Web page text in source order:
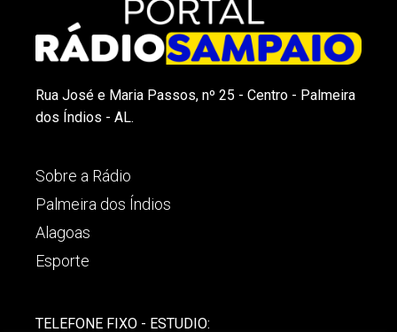
Rua José e Maria Passos, nº 25 - Centro - Palmeira
dos Índios - AL.
Sobre a Rádio
Palmeira dos Índios
Alagoas
Esporte
TELEFONE FIXO - ESTUDIO: